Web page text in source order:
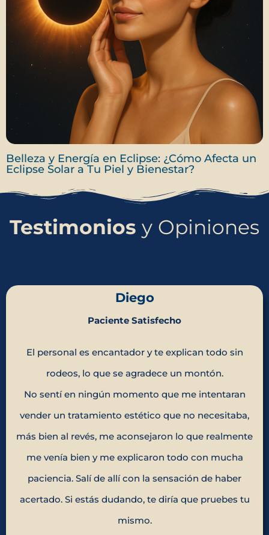
Belleza y Energía en Eclipse: ¿Cómo Afecta un
Eclipse Solar a Tu Piel y Bienestar?
Testimonios y Opiniones
Diego
Paciente Satisfecho
El personal es encantador y te explican todo sin
rodeos, lo que se agradece un montón.
No sentí en ningún momento que me intentaran
vender un tratamiento estético que no necesitaba,
más bien al revés, me aconsejaron lo que realmente
me venía bien y me explicaron todo con mucha
paciencia. Salí de allí con la sensación de haber
acertado. Si estás dudando, te diría que pruebes tu
mismo.